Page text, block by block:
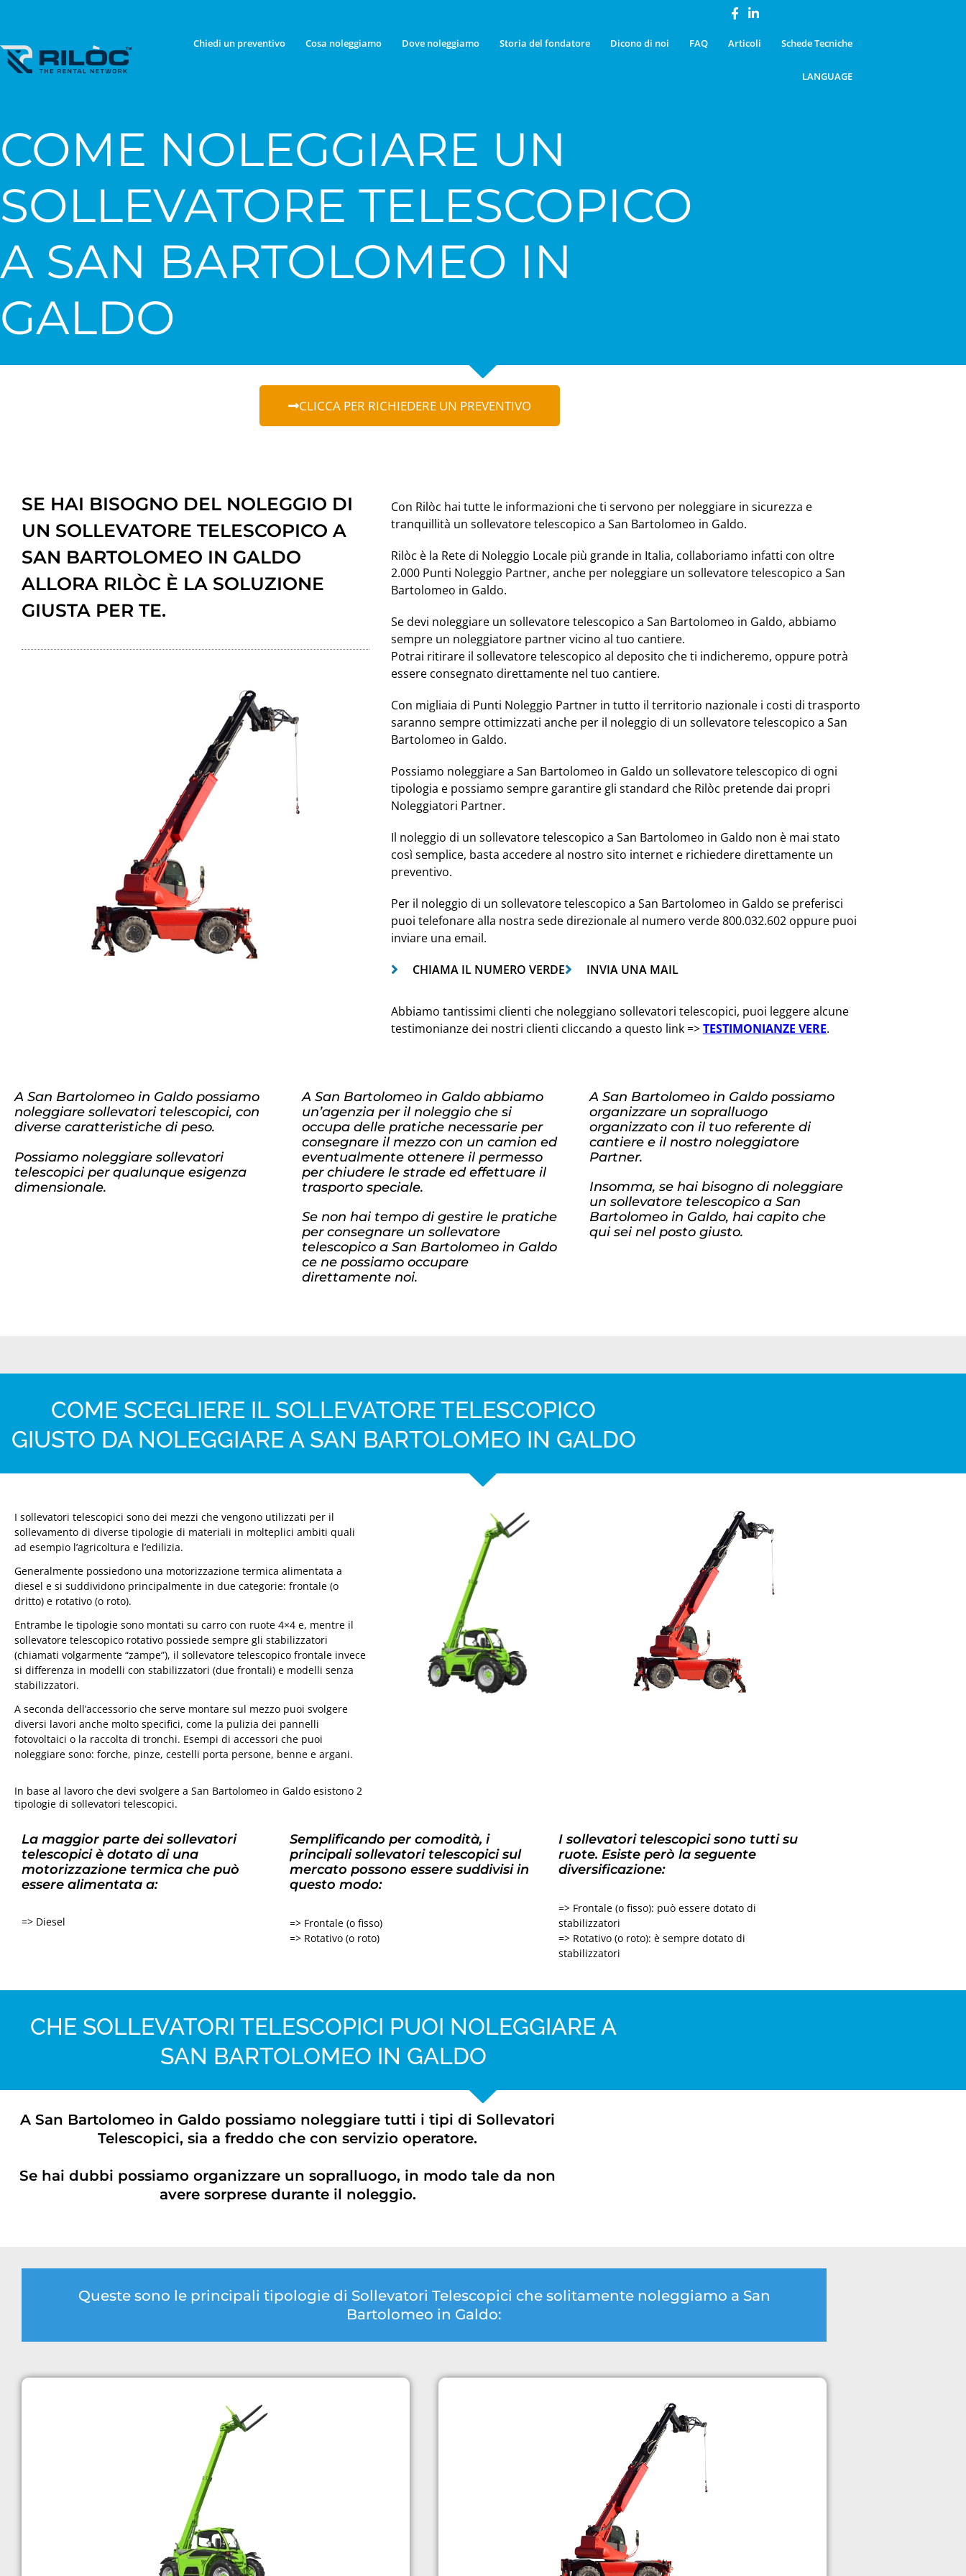
Chiedi un preventivo Cosa noleggiamo Dove noleggiamo Storia del fondatore Dicono di noi FAQ Articoli Schede Tecniche
LANGUAGE
COME NOLEGGIARE UN
SOLLEVATORE TELESCOPICO
A SAN BARTOLOMEO IN
GALDO
CLICCA PER RICHIEDERE UN PREVENTIVO
SE HAI BISOGNO DEL NOLEGGIO DI
UN SOLLEVATORE TELESCOPICO A
SAN BARTOLOMEO IN GALDO
ALLORA RILÒC È LA SOLUZIONE
GIUSTA PER TE.
Con Rilòc hai tutte le informazioni che ti servono per noleggiare in sicurezza e
tranquillità un sollevatore telescopico a San Bartolomeo in Galdo.
Rilòc è la Rete di Noleggio Locale più grande in Italia, collaboriamo infatti con oltre
2.000 Punti Noleggio Partner, anche per noleggiare un sollevatore telescopico a San
Bartolomeo in Galdo.
Se devi noleggiare un sollevatore telescopico a San Bartolomeo in Galdo, abbiamo
sempre un noleggiatore partner vicino al tuo cantiere.
Potrai ritirare il sollevatore telescopico al deposito che ti indicheremo, oppure potrà
essere consegnato direttamente nel tuo cantiere.
Con migliaia di Punti Noleggio Partner in tutto il territorio nazionale i costi di trasporto
saranno sempre ottimizzati anche per il noleggio di un sollevatore telescopico a San
Bartolomeo in Galdo.
Possiamo noleggiare a San Bartolomeo in Galdo un sollevatore telescopico di ogni
tipologia e possiamo sempre garantire gli standard che Rilòc pretende dai propri
Noleggiatori Partner.
Il noleggio di un sollevatore telescopico a San Bartolomeo in Galdo non è mai stato
così semplice, basta accedere al nostro sito internet e richiedere direttamente un
preventivo.
Per il noleggio di un sollevatore telescopico a San Bartolomeo in Galdo se preferisci
puoi telefonare alla nostra sede direzionale al numero verde 800.032.602 oppure puoi
inviare una email.
CHIAMA IL NUMERO VERDE
INVIA UNA MAIL
Abbiamo tantissimi clienti che noleggiano sollevatori telescopici, puoi leggere alcune
testimonianze dei nostri clienti cliccando a questo link =>TESTIMONIANZE VERE.
A San Bartolomeo in Galdo possiamo
noleggiare sollevatori telescopici, con
diverse caratteristiche di peso.
Possiamo noleggiare sollevatori
telescopici per qualunque esigenza
dimensionale.
A San Bartolomeo in Galdo abbiamo
un’agenzia per il noleggio che si
occupa delle pratiche necessarie per
consegnare il mezzo con un camion ed
eventualmente ottenere il permesso
per chiudere le strade ed effettuare il
trasporto speciale.
Se non hai tempo di gestire le pratiche
per consegnare un sollevatore
telescopico a San Bartolomeo in Galdo
ce ne possiamo occupare
direttamente noi.
A San Bartolomeo in Galdo possiamo
organizzare un sopralluogo
organizzato con il tuo referente di
cantiere e il nostro noleggiatore
Partner.
Insomma, se hai bisogno di noleggiare
un sollevatore telescopico a San
Bartolomeo in Galdo, hai capito che
qui sei nel posto giusto.
COME SCEGLIERE IL SOLLEVATORE TELESCOPICO
GIUSTO DA NOLEGGIARE A SAN BARTOLOMEO IN GALDO
I sollevatori telescopici sono dei mezzi che vengono utilizzati per il
sollevamento di diverse tipologie di materiali in molteplici ambiti quali
ad esempio l’agricoltura e l’edilizia.
Generalmente possiedono una motorizzazione termica alimentata a
diesel e si suddividono principalmente in due categorie: frontale (o
dritto) e rotativo (o roto).
Entrambe le tipologie sono montati su carro con ruote 4×4 e, mentre il
sollevatore telescopico rotativo possiede sempre gli stabilizzatori
(chiamati volgarmente “zampe”), il sollevatore telescopico frontale invece
si differenza in modelli con stabilizzatori (due frontali) e modelli senza
stabilizzatori.
A seconda dell’accessorio che serve montare sul mezzo puoi svolgere
diversi lavori anche molto specifici, come la pulizia dei pannelli
fotovoltaici o la raccolta di tronchi. Esempi di accessori che puoi
noleggiare sono: forche, pinze, cestelli porta persone, benne e argani.
In base al lavoro che devi svolgere a San Bartolomeo in Galdo esistono 2
tipologie di sollevatori telescopici.
La maggior parte dei sollevatori
telescopici è dotato di una
motorizzazione termica che può
essere alimentata a:
=> Diesel
Semplificando per comodità, i
principali sollevatori telescopici sul
mercato possono essere suddivisi in
questo modo:
=> Frontale (o fisso)
=> Rotativo (o roto)
I sollevatori telescopici sono tutti su
ruote. Esiste però la seguente
diversificazione:
=> Frontale (o fisso): può essere dotato di
stabilizzatori
=> Rotativo (o roto): è sempre dotato di
stabilizzatori
CHE SOLLEVATORI TELESCOPICI PUOI NOLEGGIARE A
SAN BARTOLOMEO IN GALDO
A San Bartolomeo in Galdo possiamo noleggiare tutti i tipi di Sollevatori
Telescopici, sia a freddo che con servizio operatore.
Se hai dubbi possiamo organizzare un sopralluogo, in modo tale da non
avere sorprese durante il noleggio.
Queste sono le principali tipologie di Sollevatori Telescopici che solitamente noleggiamo a San
Bartolomeo in Galdo: